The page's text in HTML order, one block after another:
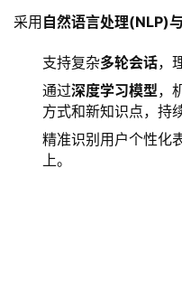
采用自然语言处理(NLP)
支持复杂多轮会话，
通过深度学习模型，
方式和新知识点，持
精准识别用户个性化
上。